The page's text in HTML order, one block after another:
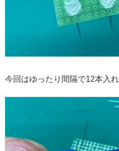
今回はゆったり間隔で12本入れ